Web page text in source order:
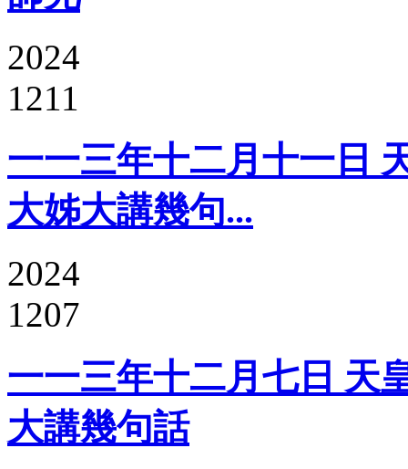
2024
1211
一一三年十二月十一日
大姊大講幾句...
2024
1207
一一三年十二月七日 天
大講幾句話